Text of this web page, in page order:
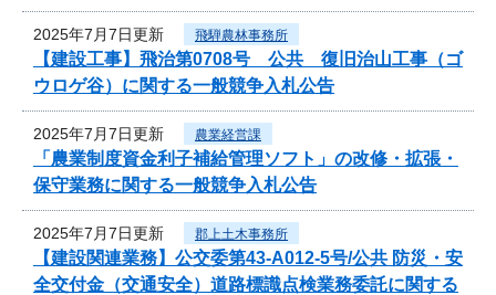
2025年7月7日更新 飛騨農林事務所
【建設工事】飛治第0708号 公共 復旧治山工事（ゴ
ウロゲ谷）に関する一般競争入札公告
2025年7月7日更新 農業経営課
「農業制度資金利子補給管理ソフト」の改修・拡張・
保守業務に関する一般競争入札公告
2025年7月7日更新 郡上土木事務所
【建設関連業務】公交委第43-A012-5号/公共 防災・安
全交付金（交通安全）道路標識点検業務委託に関する